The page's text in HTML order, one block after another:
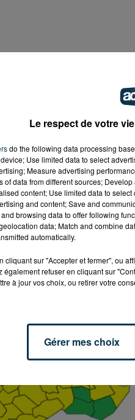
France pour vents
La situation devrait
orange, trois en
sur le sud-ouest,
vos déplacements et de
Le respect de votre
do the following data processing
Use limited data to select
Measure advertising
of data from different sources;
content; Use limited data to
and content; Save and
browsing data to offer following
data; Match and combine
automatically.
cliquant sur "Accepter et fermer", ou
également refuser en cliquant sur
à jour vos choix, ou retirer votre
Gérer mes choix